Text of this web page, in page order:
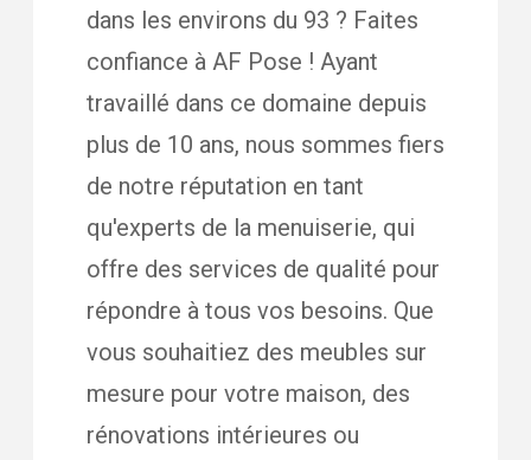
dans les environs du 93 ? Faites
confiance à AF Pose ! Ayant
travaillé dans ce domaine depuis
plus de 10 ans, nous sommes fiers
de notre réputation en tant
qu'experts de la menuiserie, qui
offre des services de qualité pour
répondre à tous vos besoins. Que
vous souhaitiez des meubles sur
mesure pour votre maison, des
rénovations intérieures ou